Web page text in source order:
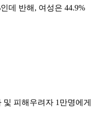
데 반해, 여성은 44.9%
및 피해우려자 1만명에게